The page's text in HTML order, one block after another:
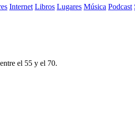
Internet Libros Lugares Música Podcast
el 55 y el 70.